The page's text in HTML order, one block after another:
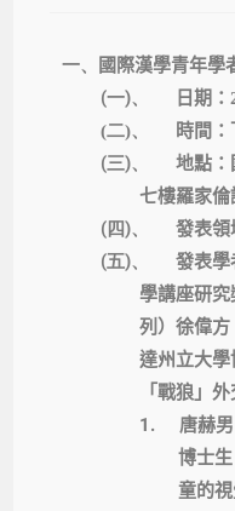
一、 國際漢學青年學
(一)、 日期：
(二)、
時間：
(三)、
地點：
七樓羅家倫
(四)、 發表領
(五)、
發表學
學講座研
列）徐偉方
達州立大學
「戰狼」
1.
唐赫
博士
童的